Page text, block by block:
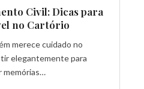
Civil: Dicas para
no Cartório
merece cuidado no
elegantemente para
memórias…